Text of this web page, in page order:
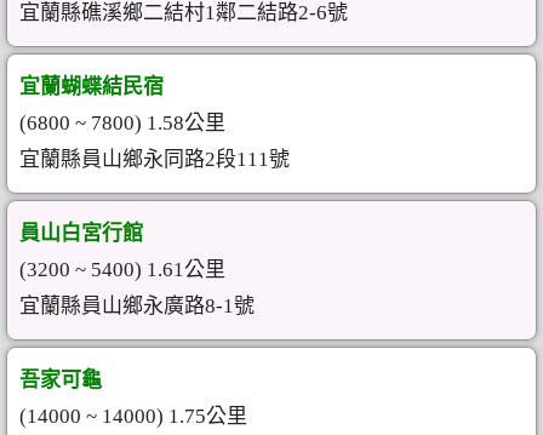
宜蘭縣礁溪鄉二結村1鄰二結路2-6號
宜蘭蝴蝶結民宿
(6800 ~ 7800) 1.58公里
宜蘭縣員山鄉永同路2段111號
員山白宮行館
(3200 ~ 5400) 1.61公里
宜蘭縣員山鄉永廣路8-1號
吾家可龜
(14000 ~ 14000) 1.75公里